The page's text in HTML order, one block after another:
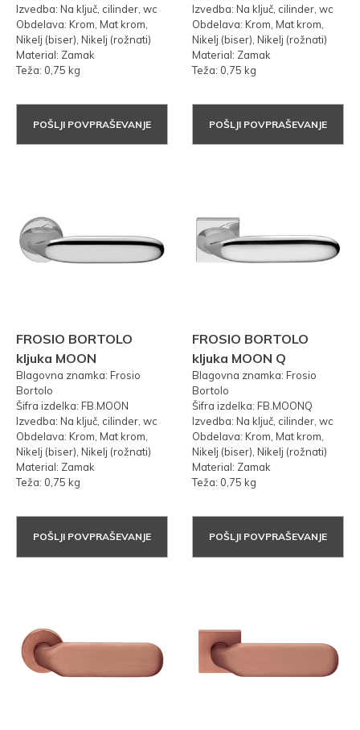
Izvedba: Na ključ, cilinder, wc
Obdelava: Krom, Mat krom,
Nikelj (biser), Nikelj (rožnati)
Material: Zamak
Teža: 0,75 kg
POŠLJI POVPRAŠEVANJE
Izvedba: Na ključ, cilinder, wc
Obdelava: Krom, Mat krom,
Nikelj (biser), Nikelj (rožnati)
Material: Zamak
Teža: 0,75 kg
POŠLJI POVPRAŠEVANJE
FROSIO BORTOLO
kljuka MOON
Blagovna znamka: Frosio
Bortolo
Šifra izdelka: FB.MOON
Izvedba: Na ključ, cilinder, wc
Obdelava: Krom, Mat krom,
Nikelj (biser), Nikelj (rožnati)
Material: Zamak
Teža: 0,75 kg
POŠLJI POVPRAŠEVANJE
FROSIO BORTOLO
kljuka MOON Q
Blagovna znamka: Frosio
Bortolo
Šifra izdelka: FB.MOONQ
Izvedba: Na ključ, cilinder, wc
Obdelava: Krom, Mat krom,
Nikelj (biser), Nikelj (rožnati)
Material: Zamak
Teža: 0,75 kg
POŠLJI POVPRAŠEVANJE